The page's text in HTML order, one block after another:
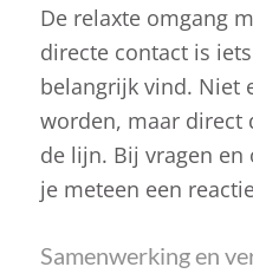
De relaxte omgang
directe contact is
belangrijk vind. Niet
worden, maar direct
de lijn. Bij vragen
je meteen een
Samenwerking en